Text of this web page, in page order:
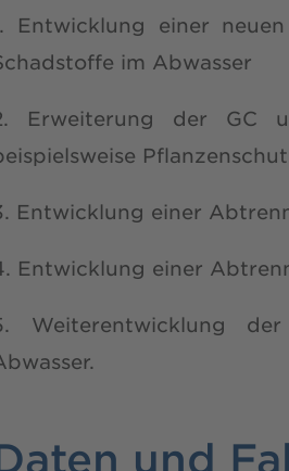
Entwicklung einer
im Abwasser
Erweiterung der GC
Entwicklung einer
Entwicklung einer
Weiterentwicklung
und